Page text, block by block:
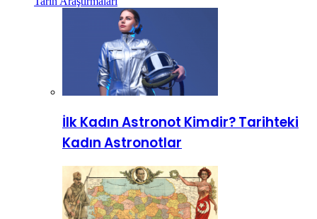
İlk Kadın Astronot Kimdir? Tarihteki
Kadın Astronotlar